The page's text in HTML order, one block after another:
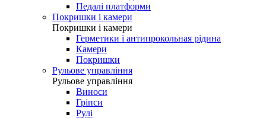
Педалі платформи
Покришки і камери
Покришки і камери
Герметики і антипрокольная рідина
Камери
Покришки
Рульове управління
Рульове управління
Виноси
Гріпси
Рулі